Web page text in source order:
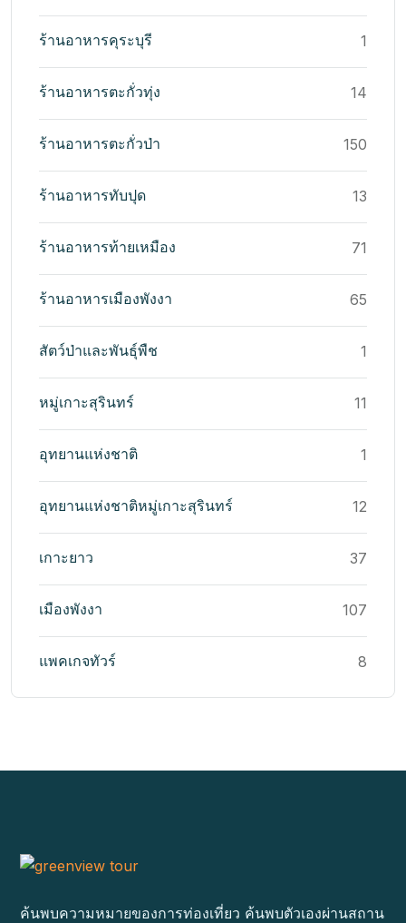
ร้านอาหารคุระบุรี 1
ร้านอาหารตะกั่วทุ่ง 14
ร้านอาหารตะกั่วป่า 150
ร้านอาหารทับปุด 13
ร้านอาหารท้ายเหมือง 71
ร้านอาหารเมืองพังงา 65
สัตว์ป่าและพันธุ์พืช 1
หมู่เกาะสุรินทร์ 11
อุทยานแห่งชาติ 1
อุทยานแห่งชาติหมู่เกาะสุรินทร์ 12
เกาะยาว 37
เมืองพังงา 107
แพคเกจทัวร์ 8
ค้นพบความหมายของการท่องเที่ยว ค้นพบตัวเองผ่านสถาน